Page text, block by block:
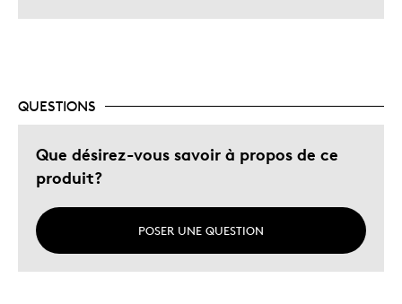
QUESTIONS
Que désirez-vous savoir à propos de ce
produit?
POSER UNE QUESTION